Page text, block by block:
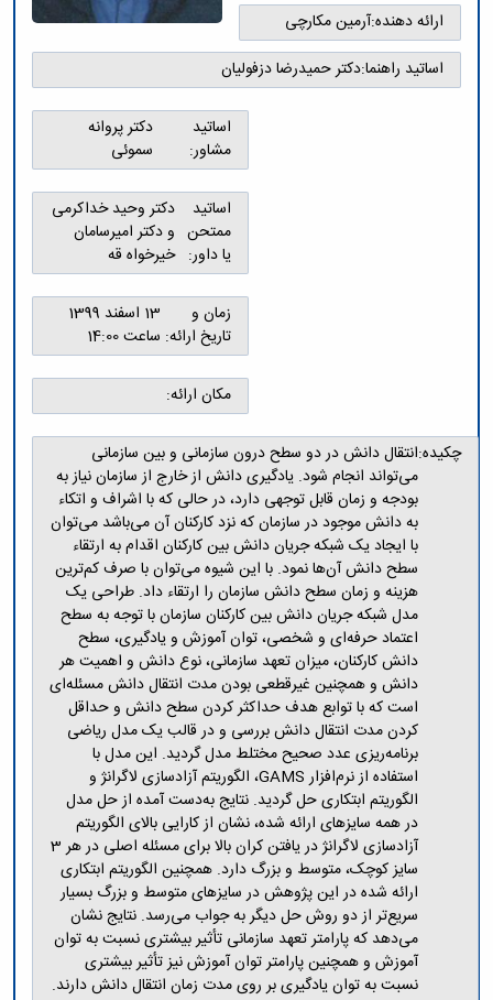
پژوهشی
معاونت
تحصیلات
تکمیلی
آئین
نامه
ها
سمینارها
گروه
صنایع
گروه
کامپیوتر
با
صنعت
کارآموزی
بنیاد
ملی
نخبگان
شرکت
های
دانش
بنیان
فرآیندها
آئین
نامه
نامه
های
پژوهشی
فرم
های
پژوهشی
مهندسی
مکانیک
مهندسی
کامپیوتر
ارائه دهنده:آرمین مکارچی
اساتید راهنما:دکتر حمیدرضا دزفولیان
اساتید
مشاور:
دکتر پروانه
سموئی
اساتید
ممتحن
یا داور:
دکتر وحید خداکرمی
و دکتر امیرسامان
خیرخواه قه
زمان و
تاریخ ارائه:
13 اسفند 1399
ساعت 14:00
مکان ارائه:
چکیده:انتقال دانش در دو سطح درون سازمانی و بین سازمانی
می‌تواند انجام شود. یادگیری دانش از خارج از سازمان نیاز به
بودجه و زمان قابل توجهی دارد، در حالی که با اشراف و اتکاء
به دانش موجود در سازمان که نزد کارکنان آن می‌باشد می‌توان
با ایجاد یک شبکه جریان دانش بین کارکنان اقدام به ارتقاء
سطح دانش آن‌ها نمود. با این شیوه می‌توان با صرف کم‌ترین
هزینه و زمان سطح دانش سازمان را ارتقاء داد. طراحی یک
مدل شبکه جریان دانش بین کارکنان سازمان با توجه به سطح
اعتماد حرفه‌ای و شخصی، توان آموزش و یادگیری، سطح
دانش کارکنان، میزان تعهد سازمانی، نوع دانش و اهمیت هر
دانش و همچنین غیر‌قطعی بودن مدت انتقال دانش مسئله‌ای
است که با توابع هدف حداکثر کردن سطح دانش و حداقل
کردن مدت انتقال دانش بررسی و در قالب یک مدل ریاضی
برنامه‌ریزی عدد صحیح مختلط مدل گردید. این مدل با
استفاده از نرم‌افزار GAMS، الگوریتم آزاد‌سازی لاگرانژ و
الگوریتم ابتکاری حل گردید. نتایج به‌‌دست ‌آمده از حل مدل
در همه سایزهای ارائه‌ شده، نشان از کارایی بالای الگوریتم
آزاد‌سازی لاگرانژ در یافتن کران بالا برای مسئله اصلی در هر 3
سایز کوچک، متوسط و بزرگ دارد. همچنین الگوریتم ابتکاری
ارائه شده در این پژوهش در سایز‌های متوسط و بزرگ بسیار
سریع‌تر از دو روش حل دیگر به جواب می‌رسد. نتایج نشان
می‌دهد که پارامتر تعهد سازمانی تأثیر بیشتری نسبت به توان
آموزش و همچنین پارامتر توان آموزش نیز تأثیر بیشتری
نسبت به توان یادگیری بر روی مدت زمان انتقال دانش دارند.